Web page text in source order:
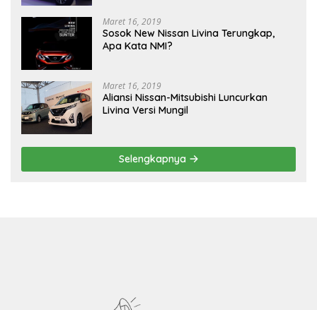
Maret 16, 2019
Sosok New Nissan Livina Terungkap,
Apa Kata NMI?
Maret 16, 2019
Aliansi Nissan-Mitsubishi Luncurkan
Livina Versi Mungil
Selengkapnya